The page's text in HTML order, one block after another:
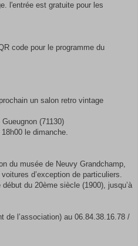
l'entrée est gratuite pour les
code pour le programme du
un salon retro vintage
(71130)
le dimanche.
du musée de Neuvy Grandchamp,
d’exception de particuliers.
du 20ème siècle (1900), jusqu’à
de l’association) au 06.84.38.16.78 /